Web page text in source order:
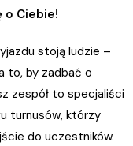
o Ciebie!
stoją ludzie –
to, by zadbać o
zespół to specjaliści
turnusów, którzy
do uczestników.